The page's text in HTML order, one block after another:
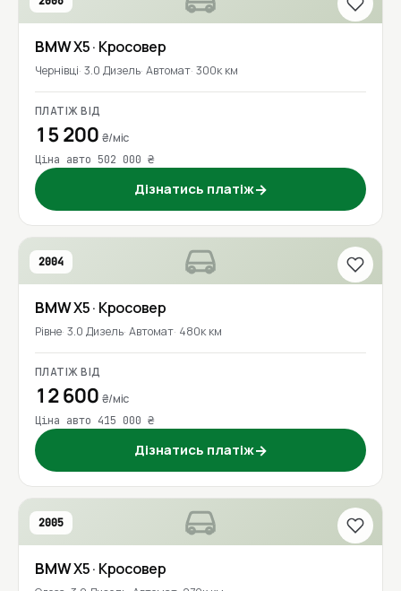
BMWX5· Кросовер
Чернівці 3.0 Дизель Автомат 300к км
ПЛАТІЖ ВІД
15 200 ₴/міс
Ціна авто 502 000 ₴
Дізнатись платіж→
2004
BMWX5· Кросовер
Рівне 3.0 Дизель Автомат 480к км
ПЛАТІЖ ВІД
12 600 ₴/міс
Ціна авто 415 000 ₴
Дізнатись платіж→
2005
BMWX5· Кросовер